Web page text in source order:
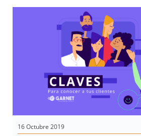
el cableado de los
adicionales que
incorporar. Con el
universal de tecnología
de Garnet RX-W es
la instalación en
16 Octubre 2019